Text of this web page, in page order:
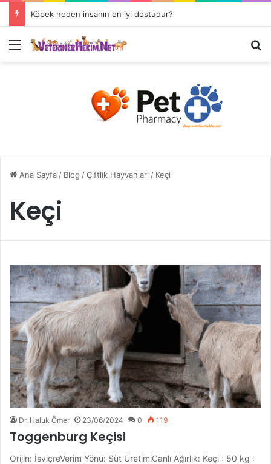
Veteriner Hekimlerin Çalışma Alanları Nelerdir?
Ana Sayfa/ Blog /Çiftlik Hayvanları / Keçi
Keçi
Dr. Haluk Ömer 23/06/2024 0 119
Toggenburg Keçisi
Orijin: İsviçreVerim Yönü: Süt ÜretimiCanlı Ağırlık: Keçi : 50 kg :